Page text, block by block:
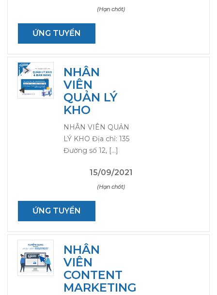
(Hạn chót)
ỨNG TUYỂN
NHÂN
VIÊN
QUẢN LÝ
KHO
NHÂN VIÊN QUẢN
LÝ KHO Địa chỉ: 135
Đường số 12, […]
15/09/2021
(Hạn chót)
ỨNG TUYỂN
NHÂN
VIÊN
CONTENT
MARKETING